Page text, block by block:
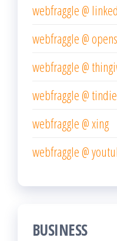
webfraggle @
webfraggle @
webfraggle @
webfraggle @ tindie
webfraggle @ xing
webfraggle @
BUSINESS